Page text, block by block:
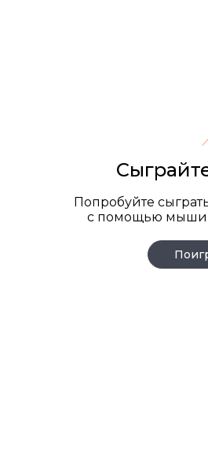
День
бесплатная
Попробуйте
с помощью мыши